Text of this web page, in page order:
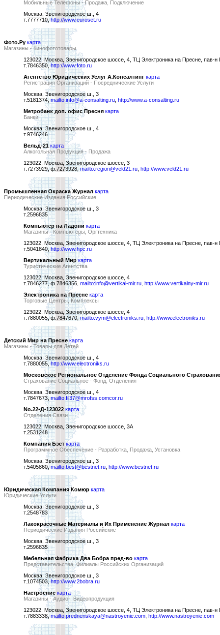
Мобильные Телефоны - Продажа, Подключение
Москва, Звенигородское ш., 4
т.7777710,http://www.euroset.ru
Фото.Ру карта
Магазины - Кинофототовары
123022, Москва, Звенигородское шоссе, 4, ТЦ Электроника на Пресне, пав-н
т.7846350,http://www.foto.ru
Агентство Юридических Услуг А.Консалтинг карта
Регистрация Организаций - Посреднические Услуги
Москва, Звенигородское ш., 3
т.5181374,mailto:info@a-consalting.ru http://www.a-consalting.ru
Метробанк доп. офис Пресня карта
Банки
Москва, Звенигородское ш., 4
т.9746246
Вельд-21 карта
Алкогольная Продукция - Продажа
123022, Москва, Звенигородское шоссе, 3
т.7273929, ф.7273928,mailto:region@veld21.ru http://www.veld21.ru
Промышленная Окраска Журнал карта
Периодические Издания Российские
Москва, Звенигородское ш., 3
т.2596835
Компьютер на Ладони карта
Магазины - Компьютеры, Оргтехника
123022, Москва, Звенигородское шоссе, 4, ТЦ Электроника на Пресне, пав-н
т.5041840,http://www.hpc.ru
Вертикальный Мир карта
Туристические Агентства
123022, Москва, Звенигородское шоссе, 4
т.7846277, ф.7846356, mailto:info@vertikal-mir.ru http://www.vertikalny-mir.ru
Электроника на Пресне карта
Торговые Центры, Комплексы
123022, Москва, Звенигородское шоссе, 4
т.7880055, ф.7847670,mailto:vym@electroniks.ru http://www.electroniks.ru
Детский Мир на Пресне карта
Магазины - Товары для Детей
Москва, Звенигородское ш., 4
т.7880055,http://www.electroniks.ru
Московское Региональное Отделение Фонда Социального
Страхование Социальное - Фонд, Отделения
Москва, Звенигородское ш., 4
т.7847673,mailto:fil37@mrofss.comcor.ru
No.22-Д-123022 карта
Отделения Связи
123022, Москва, Звенигородское шоссе, 3А
т.2531248
Компания Бэст карта
Программное Обеспечение - Разработка, Продажа, Установка
Москва, Звенигородское ш., 3
т.5405860,mailto:best@bestnet.ru http://www.bestnet.ru
Юридическая Компания Комюр карта
Юридические Услуги
Москва, Звенигородское ш., 3
т.2548783
Лакокрасочные Материалы и Их Применение Журнал карта
Периодические Издания Российские
Москва, Звенигородское ш., 3
т.2596835
Мебельная Фабрика Два Бобра пред-во карта
Представительства, Филиалы Российских Организаций
Москва, Звенигородское ш., 3
т.1074503,http://www.2bobra.ru
Настроение карта
Магазины - Аудио-, Видеопродукция
123022, Москва, Звенигородское шоссе, 4, ТЦ Электроника на Пресне, пав-н
т.7883338,mailto:prednenskaya@nastroyenie.com http://www.nastroyenie.com